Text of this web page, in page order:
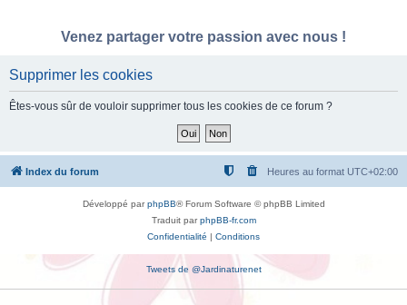
Venez partager votre passion avec nous !
Supprimer les cookies
Êtes-vous sûr de vouloir supprimer tous les cookies de ce forum ?
Index du forum Heures au format UTC+02:00
Développé parphpBB® Forum Software © phpBB Limited
Traduit parphpBB-fr.com
Confidentialité | Conditions
Tweets de @Jardinaturenet